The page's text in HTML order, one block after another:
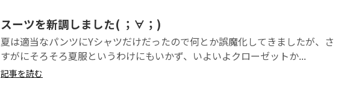
スーツを新調しました( ；∀；)
夏は適当なパンツにYシャツだけだったので何とか誤魔化してきましたが、さ
すがにそろそろ夏服というわけにもいかず、いよいよクローゼットか...
記事を読む